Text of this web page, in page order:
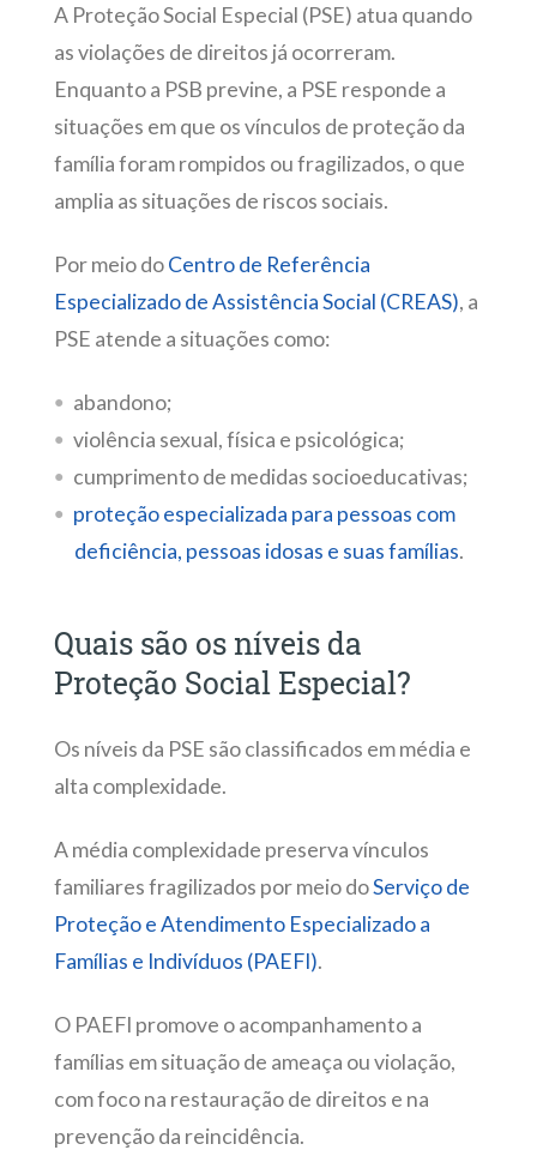
A Proteção Social Especial (PSE) atua quando
as violações de direitos já ocorreram.
Enquanto a PSB previne, a PSE responde a
situações em que os vínculos de proteção da
família foram rompidos ou fragilizados, o que
amplia as situações de riscos sociais.
Por meio do Centro de Referência
Especializado de Assistência Social (CREAS), a
PSE atende a situações como:
abandono;
violência sexual, física e psicológica;
cumprimento de medidas socioeducativas;
proteção especializada para pessoas com
deficiência, pessoas idosas e suas famílias.
Quais são os níveis da
Proteção Social Especial?
Os níveis da PSE são classificados em média e
alta complexidade.
A média complexidade preserva vínculos
familiares fragilizados por meio doServiço de
Proteção e Atendimento Especializado a
Famílias e Indivíduos (PAEFI).
O PAEFI promove o acompanhamento a
famílias em situação de ameaça ou violação,
com foco na restauração de direitos e na
prevenção da reincidência.